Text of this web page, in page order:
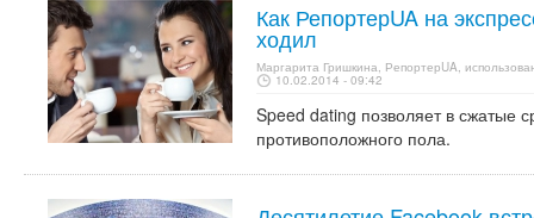
Как РепортерUA на
ходил
Маргарита Гришкина, РепортерUA,
10.02.2014 - 09:42
Speed dating позволяет в сжатые
противоположного пола.